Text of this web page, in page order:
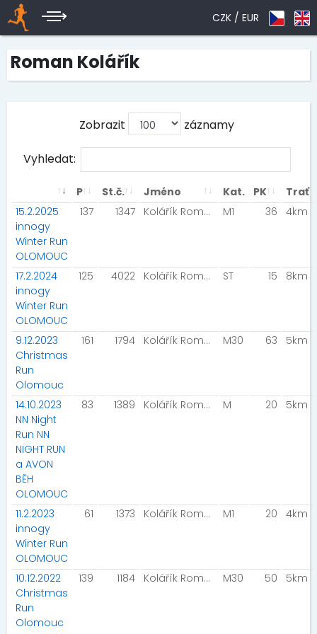
CZK / EUR
Roman Kolářík
Zobrazit záznamy
Vyhledat:
P St.č. Jméno Kat. PK
Trať
15.2.2025
innogy
Winter Run
OLOMOUC
137 1347 Kolářík Roman M1 36 4km
17.2.2024
innogy
Winter Run
OLOMOUC
125 4022 Kolářík Roman Ďurišová Barbora ST 15 8km
9.12.2023
Christmas
Run
Olomouc
161 1794 Kolářík Roman M30 63 5km
14.10.2023
NN Night
Run NN
NIGHT RUN
a AVON
BĚH
OLOMOUC
83 1389 Kolářík Roman M 20 5km
11.2.2023
innogy
Winter Run
OLOMOUC
61 1373 Kolářík Roman M1 20 4km
10.12.2022
Christmas
Run
Olomouc
139 1184 Kolářík Roman M30 50 5km